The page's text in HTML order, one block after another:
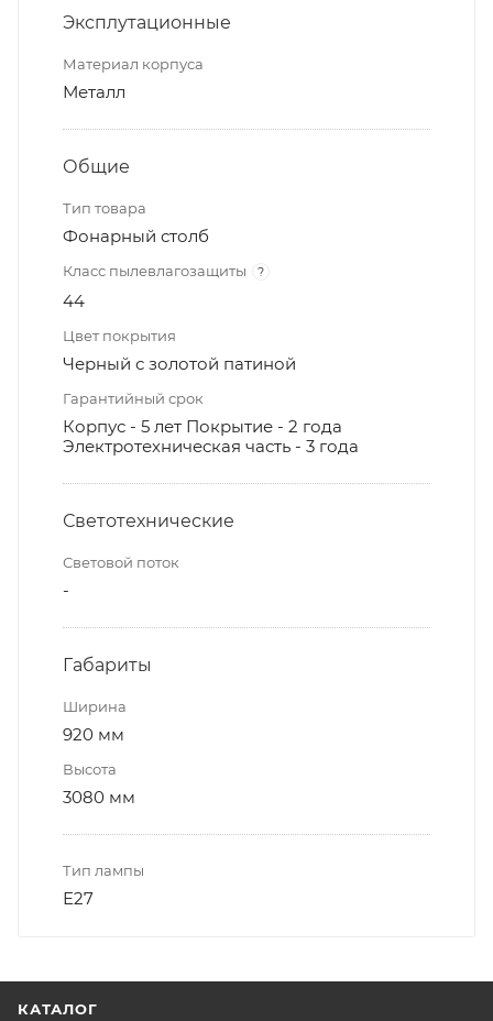
Эксплутационные
Материал корпуса
Металл
Общие
Тип товара
Фонарный столб
Класс пылевлагозащиты ?
44
Цвет покрытия
Черный с золотой патиной
Гарантийный срок
Корпус - 5 лет Покрытие - 2 года
Электротехническая часть - 3 года
Светотехнические
Световой поток
-
Габариты
Ширина
920 мм
Высота
3080 мм
Тип лампы
Е27
КАТАЛОГ